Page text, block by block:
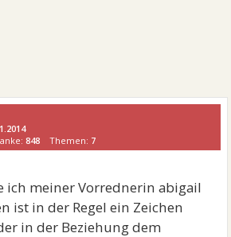
848 Themen: 7
ich meiner Vorrednerin abigail
ist in der Regel ein Zeichen
in der Beziehung dem